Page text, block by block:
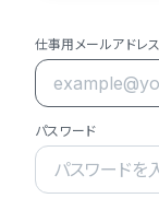
仕事用メールアドレス
パスワード